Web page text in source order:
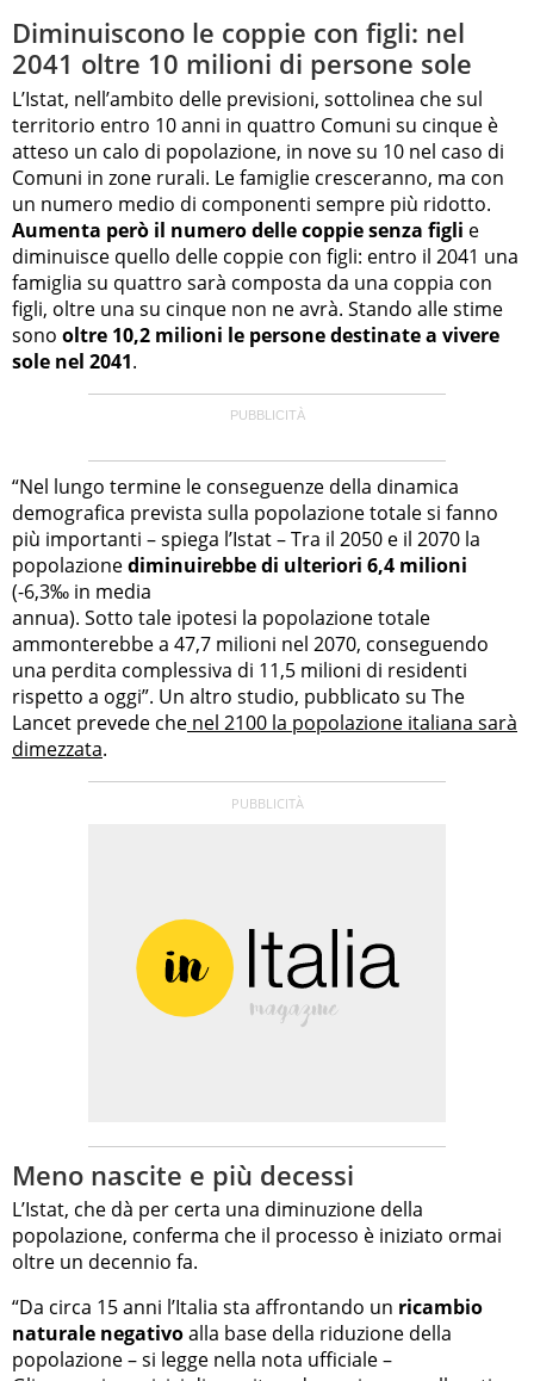
Diminuiscono le coppie con figli: nel
2041 oltre 10 milioni di persone sole
L’Istat, nell’ambito delle previsioni, sottolinea che sul
territorio entro 10 anni in quattro Comuni su cinque è
atteso un calo di popolazione, in nove su 10 nel caso di
Comuni in zone rurali. Le famiglie cresceranno, ma con
un numero medio di componenti sempre più ridotto.
Aumenta però il numero delle coppie senza figli e
diminuisce quello delle coppie con figli: entro il 2041 una
famiglia su quattro sarà composta da una coppia con
figli, oltre una su cinque non ne avrà. Stando alle stime
sono oltre 10,2 milioni le persone destinate a vivere
sole nel 2041.
“Nel lungo termine le conseguenze della dinamica
demografica prevista sulla popolazione totale si fanno
più importanti – spiega l’Istat – Tra il 2050 e il 2070 la
popolazionediminuirebbe di ulteriori 6,4 milioni
(-6,3‰ in media
annua). Sotto tale ipotesi la popolazione totale
ammonterebbe a 47,7 milioni nel 2070, conseguendo
una perdita complessiva di 11,5 milioni di residenti
rispetto a oggi”. Un altro studio, pubblicato su The
Lancet prevede che nel 2100 la popolazione italiana sarà
dimezzata.
Meno nascite e più decessi
L’Istat, che dà per certa una diminuzione della
popolazione, conferma che il processo è iniziato ormai
oltre un decennio fa.
“Da circa 15 anni l’Italia sta affrontando un ricambio
naturale negativoalla base della riduzione della
popolazione – si legge nella nota ufficiale –